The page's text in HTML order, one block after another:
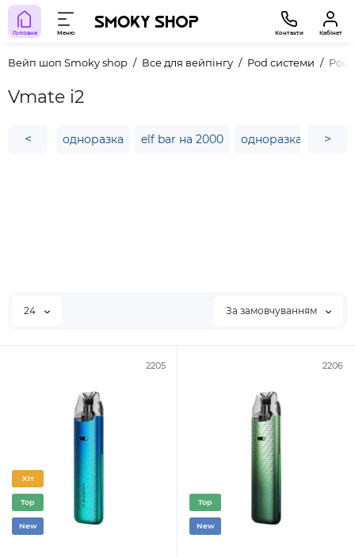
Головна Меню Контакти Кабінет
Вейп шоп Smoky shop Все для вейпінгу Pod системи Pod
Vmate i2
< одноразка elf bar на 2000 одноразка sab >
24 За замовчуванням
2205
Хіт
Top
New
2206
Top
New